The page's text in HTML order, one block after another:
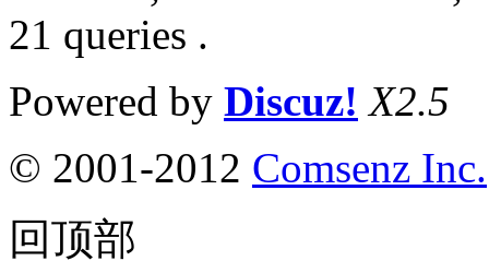
21 queries .
Powered by Discuz! X2.5
© 2001-2012 Comsenz Inc.
回顶部